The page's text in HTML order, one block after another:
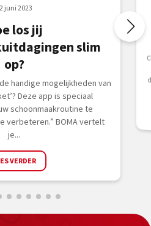
juni 2023
los jij
slim
op?
handige mogelijkheden van
Deze app is speciaal
schoonmaakroutine te
verbeteren.” BOMA vertelt
je...
VERDER